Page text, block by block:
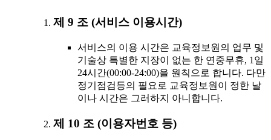
제 9 조 (서비스 이용시간)
서비스의 이용 시간은 교육정보원의 업무 및
기술상 특별한 지장이 없는 한 연중무휴, 1일
24시간(00:00-24:00)을 원칙으로 합니다. 다만
정기점검등의 필요로 교육정보원이 정한 날
이나 시간은 그러하지 아니합니다.
제 10 조 (이용자번호 등)